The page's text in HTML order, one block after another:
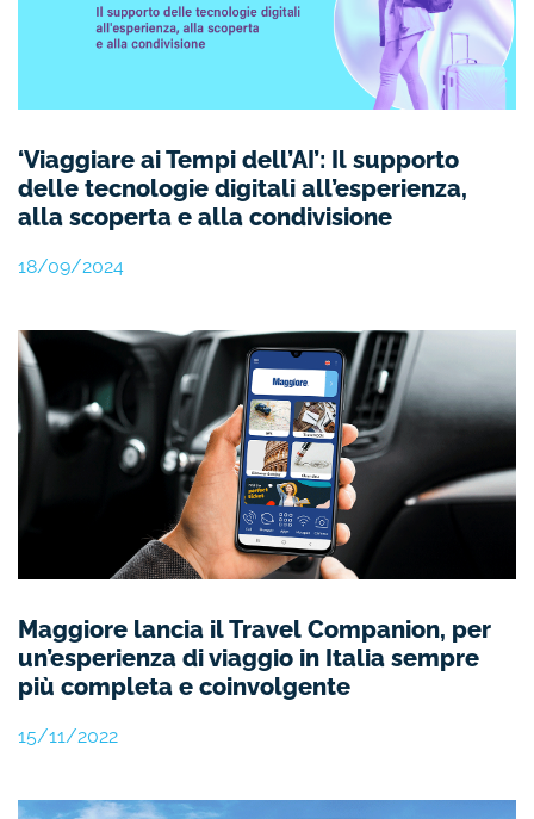
‘Viaggiare ai Tempi dell’AI’: Il supporto
delle tecnologie digitali all’esperienza,
alla scoperta e alla condivisione
18/09/2024
Maggiore lancia il Travel Companion, per
un’esperienza di viaggio in Italia sempre
più completa e coinvolgente
15/11/2022